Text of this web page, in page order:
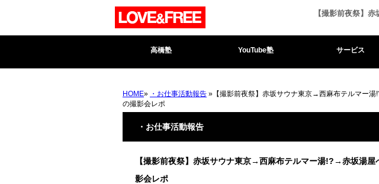
【撮影前夜祭】
高橋塾 YouTube塾 サービス
HOME» ・お仕事活動報告 »【撮影前夜祭】赤坂サウナ東京→西麻布テルマー
の撮影会レポ
・お仕事活動報告
【撮影前夜祭】赤坂サウナ東京→西麻布テルマー湯!?→赤坂湯屋
影会レポ